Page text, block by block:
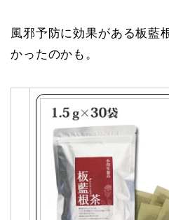
風邪予防に効果がある板藍
かったのかも。